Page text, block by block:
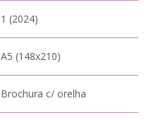
1 (2024)
A5 (148x210)
Brochura c/ orelha